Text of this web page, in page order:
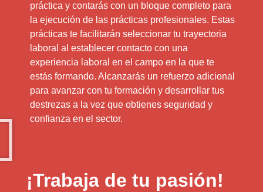
práctica y contarás con un bloque completo para
la ejecución de las prácticas profesionales. Estas
prácticas te facilitarán seleccionar tu trayectoria
laboral al establecer contacto con una
experiencia laboral en el campo en la que te
estás formando. Alcanzarás un refuerzo adicional
para avanzar con tu formación y desarrollar tus
destrezas a la vez que obtienes seguridad y
confianza en el sector.
¡Trabaja de tu pasión!